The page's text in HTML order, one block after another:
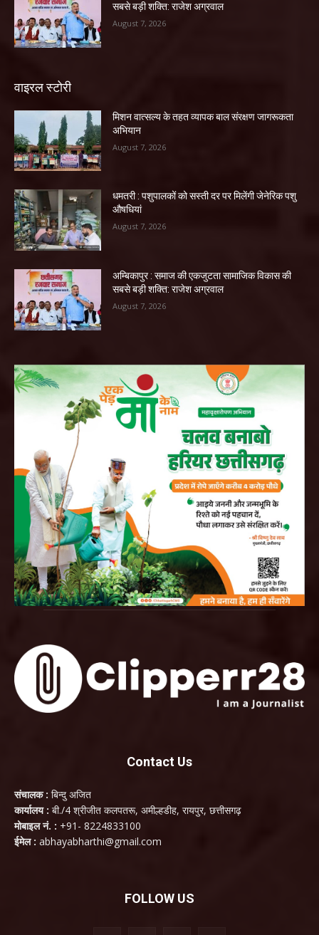
सबसे बड़ी शक्ति: राजेश अग्रवाल
August 7, 2026
वाइरल स्टोरी
मिशन वात्सल्य के तहत व्यापक बाल संरक्षण जागरूकता
अभियान
August 7, 2026
धमतरी : पशुपालकों को सस्ती दर पर मिलेंगी जेनेरिक पशु
औषधियां
August 7, 2026
अम्बिकापुर : समाज की एकजुटता सामाजिक विकास की
सबसे बड़ी शक्ति: राजेश अग्रवाल
August 7, 2026
Contact Us
संचालक : बिन्दु अजित
कार्यालय : बी./4 श्रीजीत कलपतरू, अमील्हडीह, रायपुर, छत्तीसगढ़
मोबाइल नं. : +91- 8224833100
ईमेल : abhayabharthi@gmail.com
FOLLOW US